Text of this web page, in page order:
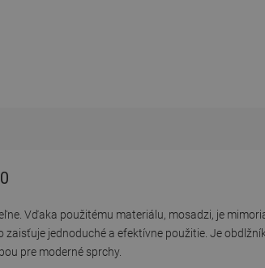
Vďaka použitému materiálu, mosadzi, je
jednoduché a efektívne použitie. Je
pre moderné sprchy.